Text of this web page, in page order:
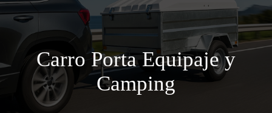
Carro Porta Equipaje y
Camping